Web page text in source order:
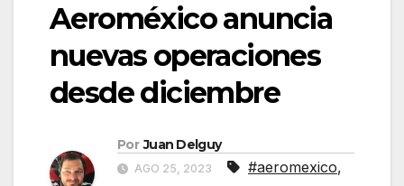
Aeroméxico anuncia
nuevas operaciones
desde diciembre
Por Juan Delguy
AGO 25, 2023 #aeromexico,